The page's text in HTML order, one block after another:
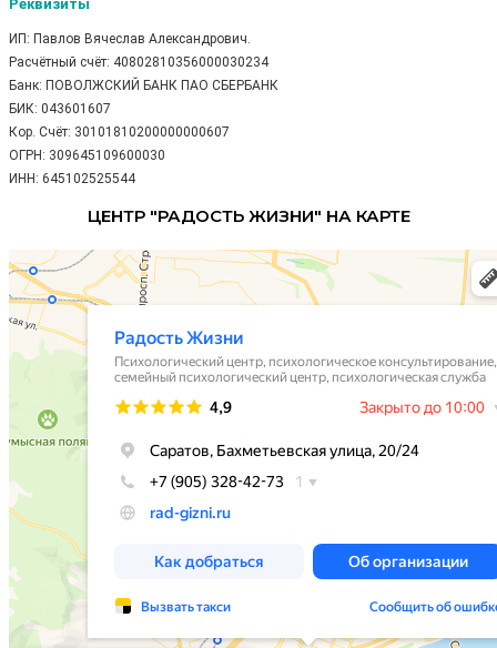
Реквизиты
ИП: Павлов Вячеслав Александрович.
Расчётный счёт: 40802810356000030234
Банк: ПОВОЛЖСКИЙ БАНК ПАО СБЕРБАНК
БИК: 043601607
Кор. Cчёт: 30101810200000000607
ОГРН: 309645109600030
ИНН: 645102525544
ЦЕНТР "РАДОСТЬ ЖИЗНИ" НА КАРТЕ